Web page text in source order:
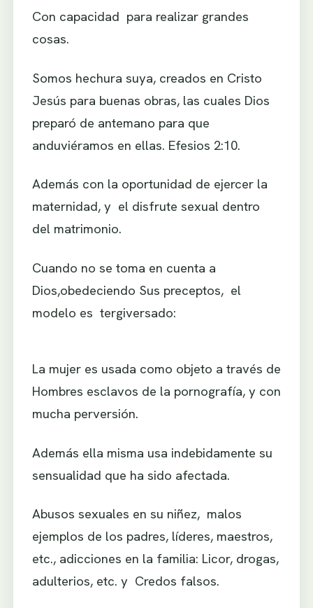
Con capacidad para realizar grandes
cosas.
Somos hechura suya, creados en Cristo
Jesús para buenas obras, las cuales Dios
preparó de antemano para que
anduviéramos en ellas. Efesios 2:10.
Además con la oportunidad de ejercer la
maternidad, y el disfrute sexual dentro
del matrimonio.
Cuando no se toma en cuenta a
Dios,obedeciendo Sus preceptos, el
modelo es tergiversado:
La mujer es usada como objeto a través de
Hombres esclavos de la pornografía, y con
mucha perversión.
Además ella misma usa indebidamente su
sensualidad que ha sido afectada.
Abusos sexuales en su niñez, malos
ejemplos de los padres, líderes, maestros,
etc., adicciones en la familia: Licor, drogas,
adulterios, etc. y Credos falsos.